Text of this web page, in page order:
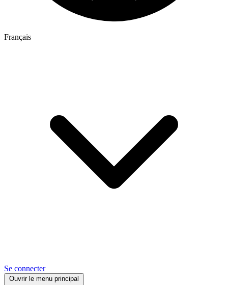
Français
Se connecter
Ouvrir le menu principal